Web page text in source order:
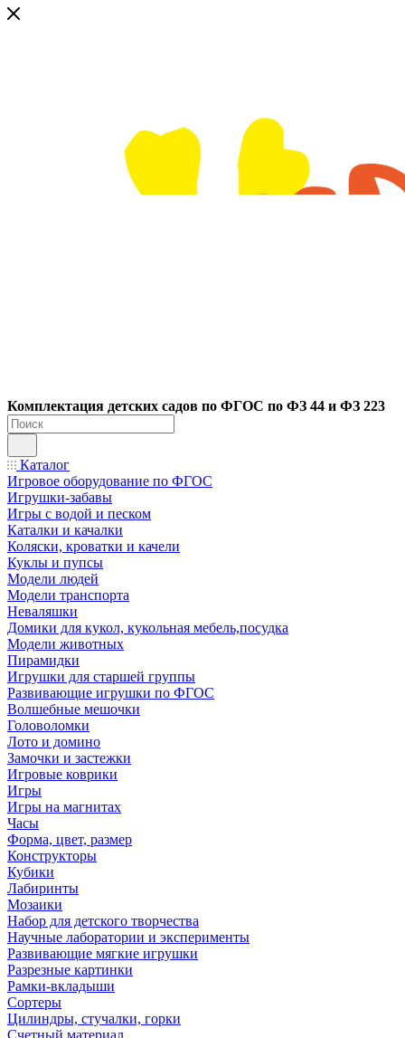
Комплектация детских садов по ФГОC по ФЗ 44 и ФЗ 223
Каталог
Игровое оборудование по ФГОС
Игрушки-забавы
Игры с водой и песком
Каталки и качалки
Коляски, кроватки и качели
Куклы и пупсы
Модели людей
Модели транспорта
Неваляшки
Домики для кукол, кукольная мебель,посудка
Модели животных
Пирамидки
Игрушки для старшей группы
Развивающие игрушки по ФГОС
Волшебные мешочки
Головоломки
Лото и домино
Замочки и застежки
Игровые коврики
Игры
Игры на магнитах
Часы
Форма, цвет, размер
Конструкторы
Кубики
Лабиринты
Мозаики
Набор для детского творчества
Научные лаборатории и эксперименты
Развивающие мягкие игрушки
Разрезные картинки
Рамки-вкладыши
Сортеры
Цилиндры, стучалки, горки
Счетный материал